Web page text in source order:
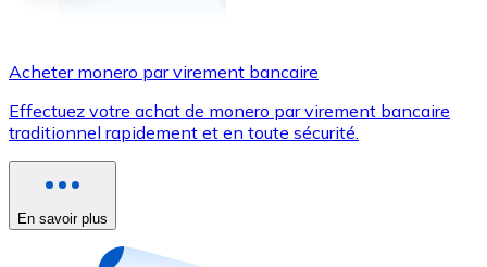
Utilisez les cartes Visa et Mastercard pour acheter
Acheter avec carte
Nouveau
Acheter monero par virement bancaire
Effectuez votre achat de monero par virement bancaire
traditionnel rapidement et en toute sécurité.
En savoir plus